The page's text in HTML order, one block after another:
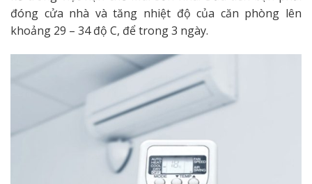
đóng cửa nhà và tăng nhiệt độ của căn phòng lên
khoảng 29 – 34 độ C, để trong 3 ngày.